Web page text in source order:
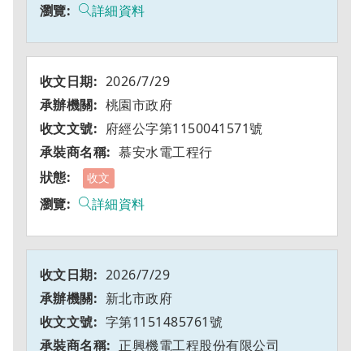
詳細資料
2026/7/29
桃園市政府
府經公字第1150041571號
慕安水電工程行
收文
詳細資料
2026/7/29
新北市政府
字第1151485761號
正興機電工程股份有限公司